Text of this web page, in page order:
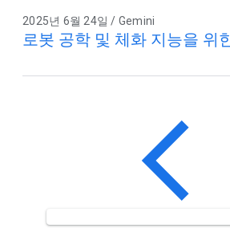
2025년 6월 24일 / Gemini
로봇 공학 및 체화 지능을 위